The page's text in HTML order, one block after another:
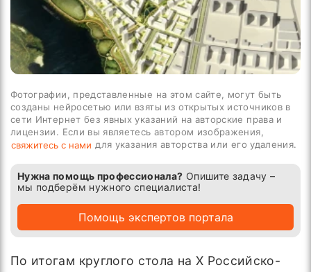
Фотографии, представленные на этом сайте, могут быть
созданы нейросетью или взяты из открытых источников в
сети Интернет без явных указаний на авторские права и
лицензии. Если вы являетесь автором изображения,
свяжитесь с нами для указания авторства или его удаления.
Нужна помощь профессионала? Опишите задачу –
мы подберём нужного специалиста!
Помощь экспертов портала
По итогам круглого стола на Х Российско-